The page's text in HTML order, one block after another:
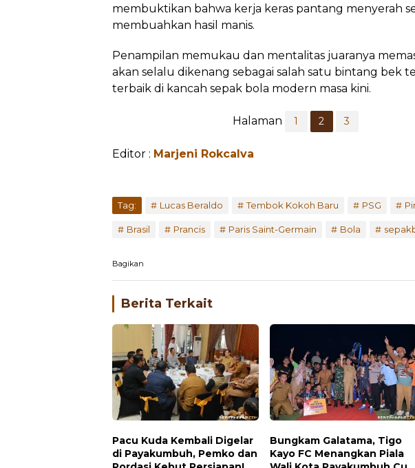
membuktikan bahwa kerja keras pantang menyerah
membuahkan hasil manis.
Penampilan memukau dan mentalitas juaranya
akan selalu dikenang sebagai salah satu bintang bek
terbaik di kancah sepak bola modern masa kini.
Halaman 1 2 3
Editor : Marjeni Rokcalva
Tag: Lucas Beraldo Tembok Kokoh Baru PSG
Brasil Prancis Paris Saint-Germain Bola
Bagikan
Berita Terkait
Pacu Kuda Kembali Digelar
di Payakumbuh, Pemko dan
Bungkam Galatama, Tigo
Kayo FC Menangkan Piala